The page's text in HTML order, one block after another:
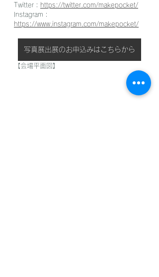
Twitter： https://twitter.com/makepocket/
Instagram：
https://www.instagram.com/makepocket/
写真展出展のお申込みはこちらから
【会場平面図】